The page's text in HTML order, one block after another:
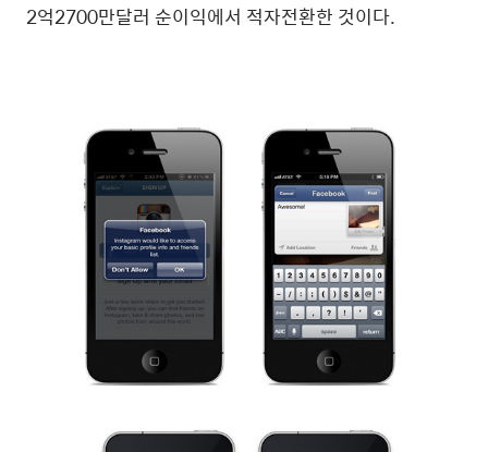
2억2700만달러 순이익에서 적자전환한 것이다.